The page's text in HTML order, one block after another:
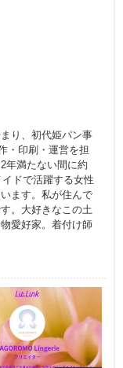
り、初代姫パン事
・印刷・運営を担
年満たない間に約
ドで活躍する女性
ます。私が住んで
。大好きなこの土
愛好家。着付け師